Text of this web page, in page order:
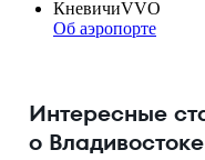
КневичиVVO
Об аэропорте
Интересные
о Владивостоке